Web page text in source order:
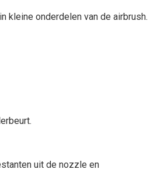
kleine onderdelen van de airbrush.
uit de nozzle en